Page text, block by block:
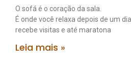
O sofá é o coração da sala.
É onde você relaxa depois de um
recebe visitas e até maratona
Leia mais »